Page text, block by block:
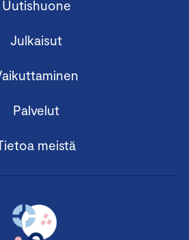
Uutishuone
Julkaisut
Palvelut
meistä